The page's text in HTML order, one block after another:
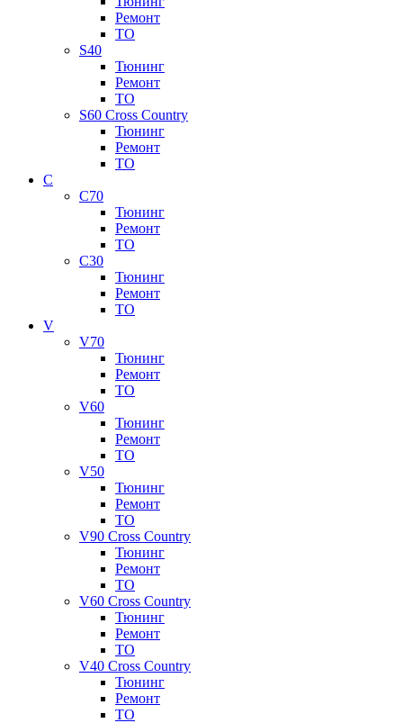
Ремонт
ТО
S40
Тюнинг
Ремонт
ТО
S60 Cross Country
Тюнинг
Ремонт
ТО
C
C70
Тюнинг
Ремонт
ТО
C30
Тюнинг
Ремонт
ТО
V
V70
Тюнинг
Ремонт
ТО
V60
Тюнинг
Ремонт
ТО
V50
Тюнинг
Ремонт
ТО
V90 Cross Country
Тюнинг
Ремонт
ТО
V60 Cross Country
Тюнинг
Ремонт
ТО
V40 Cross Country
Тюнинг
Ремонт
ТО